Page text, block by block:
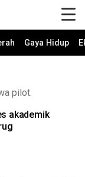
Gaya Hidup
pilot.
akademik